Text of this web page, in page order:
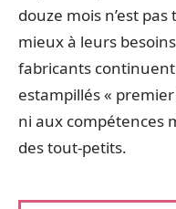
douze mois n’est
mieux à leurs
fabricants
estampillés «
ni aux compétences
des tout-petits.